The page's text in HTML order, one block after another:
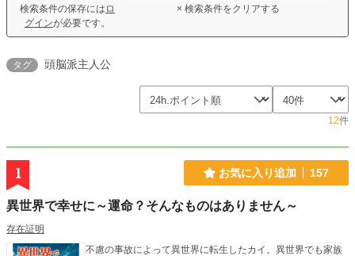
検索条件の保存には ロ
グインが必要です。
× 検索条件をクリアする
タグ 頭脳派主人公
12件
1 お気に入り追加 157
異世界で幸せに～運命？そんなものはありません～
存在証明
不慮の事故によって異世界に転生したカイ。異世界でも家族